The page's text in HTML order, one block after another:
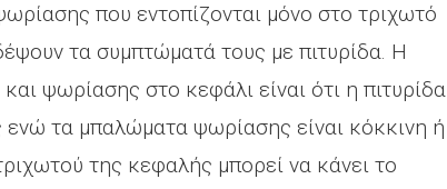
που εντοπίζονται μόνο στο τριχωτό
τα συμπτώματά τους με πιτυρίδα. Η
ψωρίασης στο κεφάλι είναι ότι η πιτυρίδα
τα μπαλώματα ψωρίασης είναι κόκκινη ή
της κεφαλής μπορεί να κάνει το